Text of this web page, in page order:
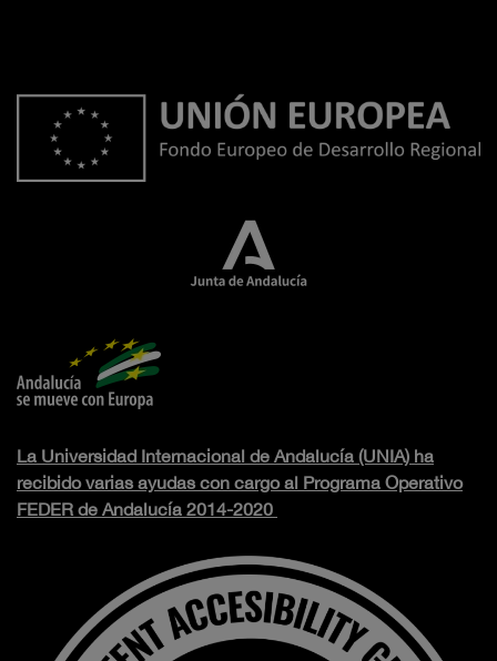
La Universidad Internacional de Andalucía (UNIA) ha
recibido varias ayudas con cargo al Programa Operativo
FEDER de Andalucía 2014-2020